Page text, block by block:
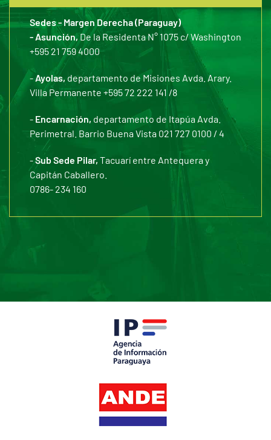
Sedes - Margen Derecha (Paraguay)
- Asunción,De la Residenta N° 1075 c/ Washington
+595 21 759 4000
-Ayolas, departamento de Misiones Avda. Arary.
Villa Permanente +595 72 222 141 /8
- Encarnación, departamento de Itapúa Avda.
Perimetral. Barrio Buena Vista 021 727 0100 / 4
-Sub Sede Pilar, Tacuarí entre Antequera y
Capitán Caballero.
0786- 234 160